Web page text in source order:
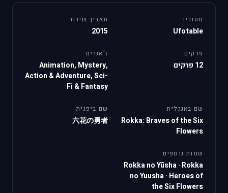
סטודיו
Ufotable
תאריך שידור
2015
פרקים
12 פרקים
ז'אנרים
Animation, Mystery,
Action & Adventure, Sci-
Fi & Fantasy
שם באנגלית
Rokka: Braves of the Six
Flowers
שם ביפנית
六花の勇者
שמות נוספים
Rokka no Yūsha· Rokka
no Yuusha· Heroes of
the Six Flowers